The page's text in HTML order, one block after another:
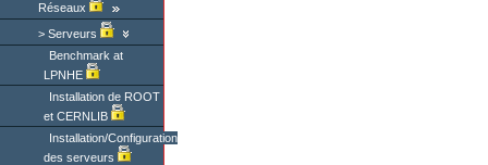
Réseaux
Serveurs
Benchmark at
LPNHE
Installation de ROOT
et CERNLIB
Installation/Configuration
des serveurs